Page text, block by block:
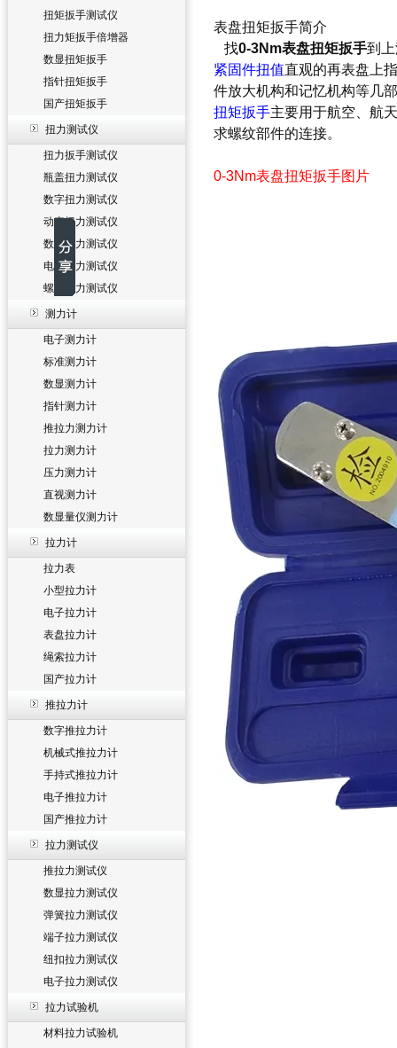
扭矩扳手测试仪
扭力矩扳手倍增器
数显扭矩扳手
指针扭矩扳手
国产扭矩扳手
扭力测试仪
扭力扳手测试仪
瓶盖扭力测试仪
数字扭力测试仪
动态扭力测试仪
数显扭力测试仪
电批扭力测试仪
螺丝扭力测试仪
测力计
电子测力计
标准测力计
数显测力计
指针测力计
推拉力测力计
拉力测力计
压力测力计
直视测力计
数显量仪测力计
拉力计
拉力表
小型拉力计
电子拉力计
表盘拉力计
绳索拉力计
国产拉力计
推拉力计
数字推拉力计
机械式推拉力计
手持式推拉力计
电子推拉力计
国产推拉力计
拉力测试仪
推拉力测试仪
数显拉力测试仪
弹簧拉力测试仪
端子拉力测试仪
纽扣拉力测试仪
电子拉力测试仪
拉力试验机
材料拉力试验机
表盘扭矩扳手简介
找0-3Nm表盘扭矩扳手到
紧固件扭值直观的再表盘上
件放大机构和记忆机构等几
扭矩扳手主要用于航空、航
求螺纹部件的连接。
0-3Nm表盘扭矩扳手图片